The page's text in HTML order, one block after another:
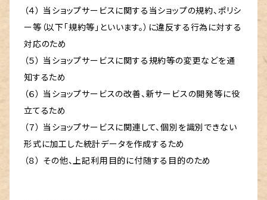
（４） 当ショップサービスに関する当ショップの規約、ポリシ
ー等（以下「規約等」といいます。）に違反する行為に対する
対応のため
（５） 当ショップサービスに関する規約等の変更などを通
知するため
（６） 当ショップサービスの改善、新サービスの開発等に役
立てるため
（７） 当ショップサービスに関連して、個別を識別できない
形式に加工した統計データを作成するため
（８） その他、上記利用目的に付随する目的のため